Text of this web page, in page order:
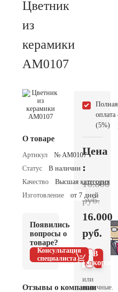
Цветник
из
керамики
AM0107
О товаре
Артикул
№ AM0107
Статус
В наличии
Качество
Высшая категория
Изготовление
от 7 дней
Появились
вопросы о
товаре?
Консультация
специалиста
Отзывы о компании
Полная
оплата
(5%)
Цена
:
16.800
руб.
16.000
руб.
В
В 1
клик
или
наличные.